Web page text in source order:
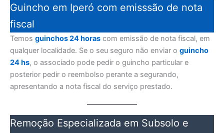
Guincho em Iperó com emisssão de nota
fiscal
Temos guinchos 24 horas com emissão de nota fiscal, em
qualquer localidade. Se o seu seguro não enviar o guincho
24 hs, o associado pode pedir o guincho particular e
posterior pedir o reembolso perante a segurando,
apresentando a nota fiscal do serviço prestado.
Remoção Especializada em Subsolo e